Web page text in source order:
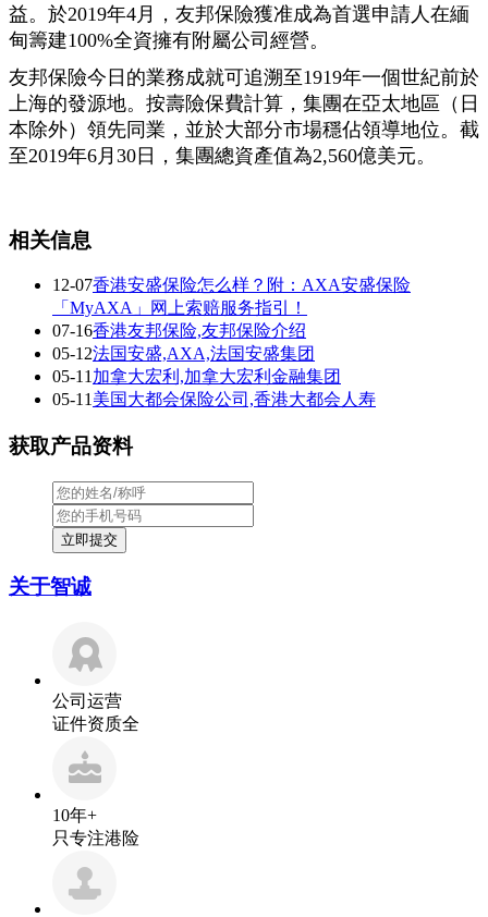
益。於2019年4月，友邦保險獲准成為首選申請人在緬
甸籌建100%全資擁有附屬公司經營。
友邦保險今日的業務成就可追溯至1919年一個世紀前於
上海的發源地。按壽險保費計算，集團在亞太地區（日
本除外）領先同業，並於大部分市場穩佔領導地位。截
至2019年6月30日，集團總資產值為2,560億美元。
相关信息
12-07香港安盛保险怎么样？附：AXA安盛保险
「MyAXA」网上索赔服务指引！
07-16香港友邦保险,友邦保险介绍
05-12法国安盛,AXA,法国安盛集团
05-11 加拿大宏利,加拿大宏利金融集团
05-11 美国大都会保险公司,香港大都会人寿
获取产品资料
关于智诚
公司运营
证件资质全
10年+
只专注港险